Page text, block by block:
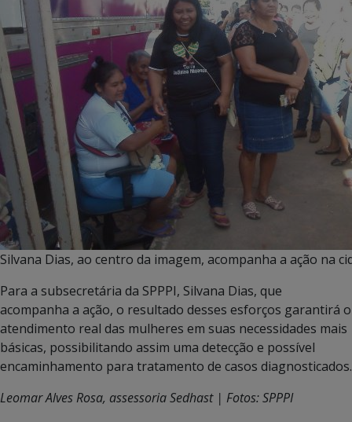
Silvana Dias, ao centro da imagem, acompanha a ação na
Para a subsecretária da SPPPI, Silvana Dias, que
acompanha a ação, o resultado desses esforços garantirá o
atendimento real das mulheres em suas necessidades mais
básicas, possibilitando assim uma detecção e possível
encaminhamento para tratamento de casos diagnosticados.
Leomar Alves Rosa, assessoria Sedhast | Fotos: SPPPI